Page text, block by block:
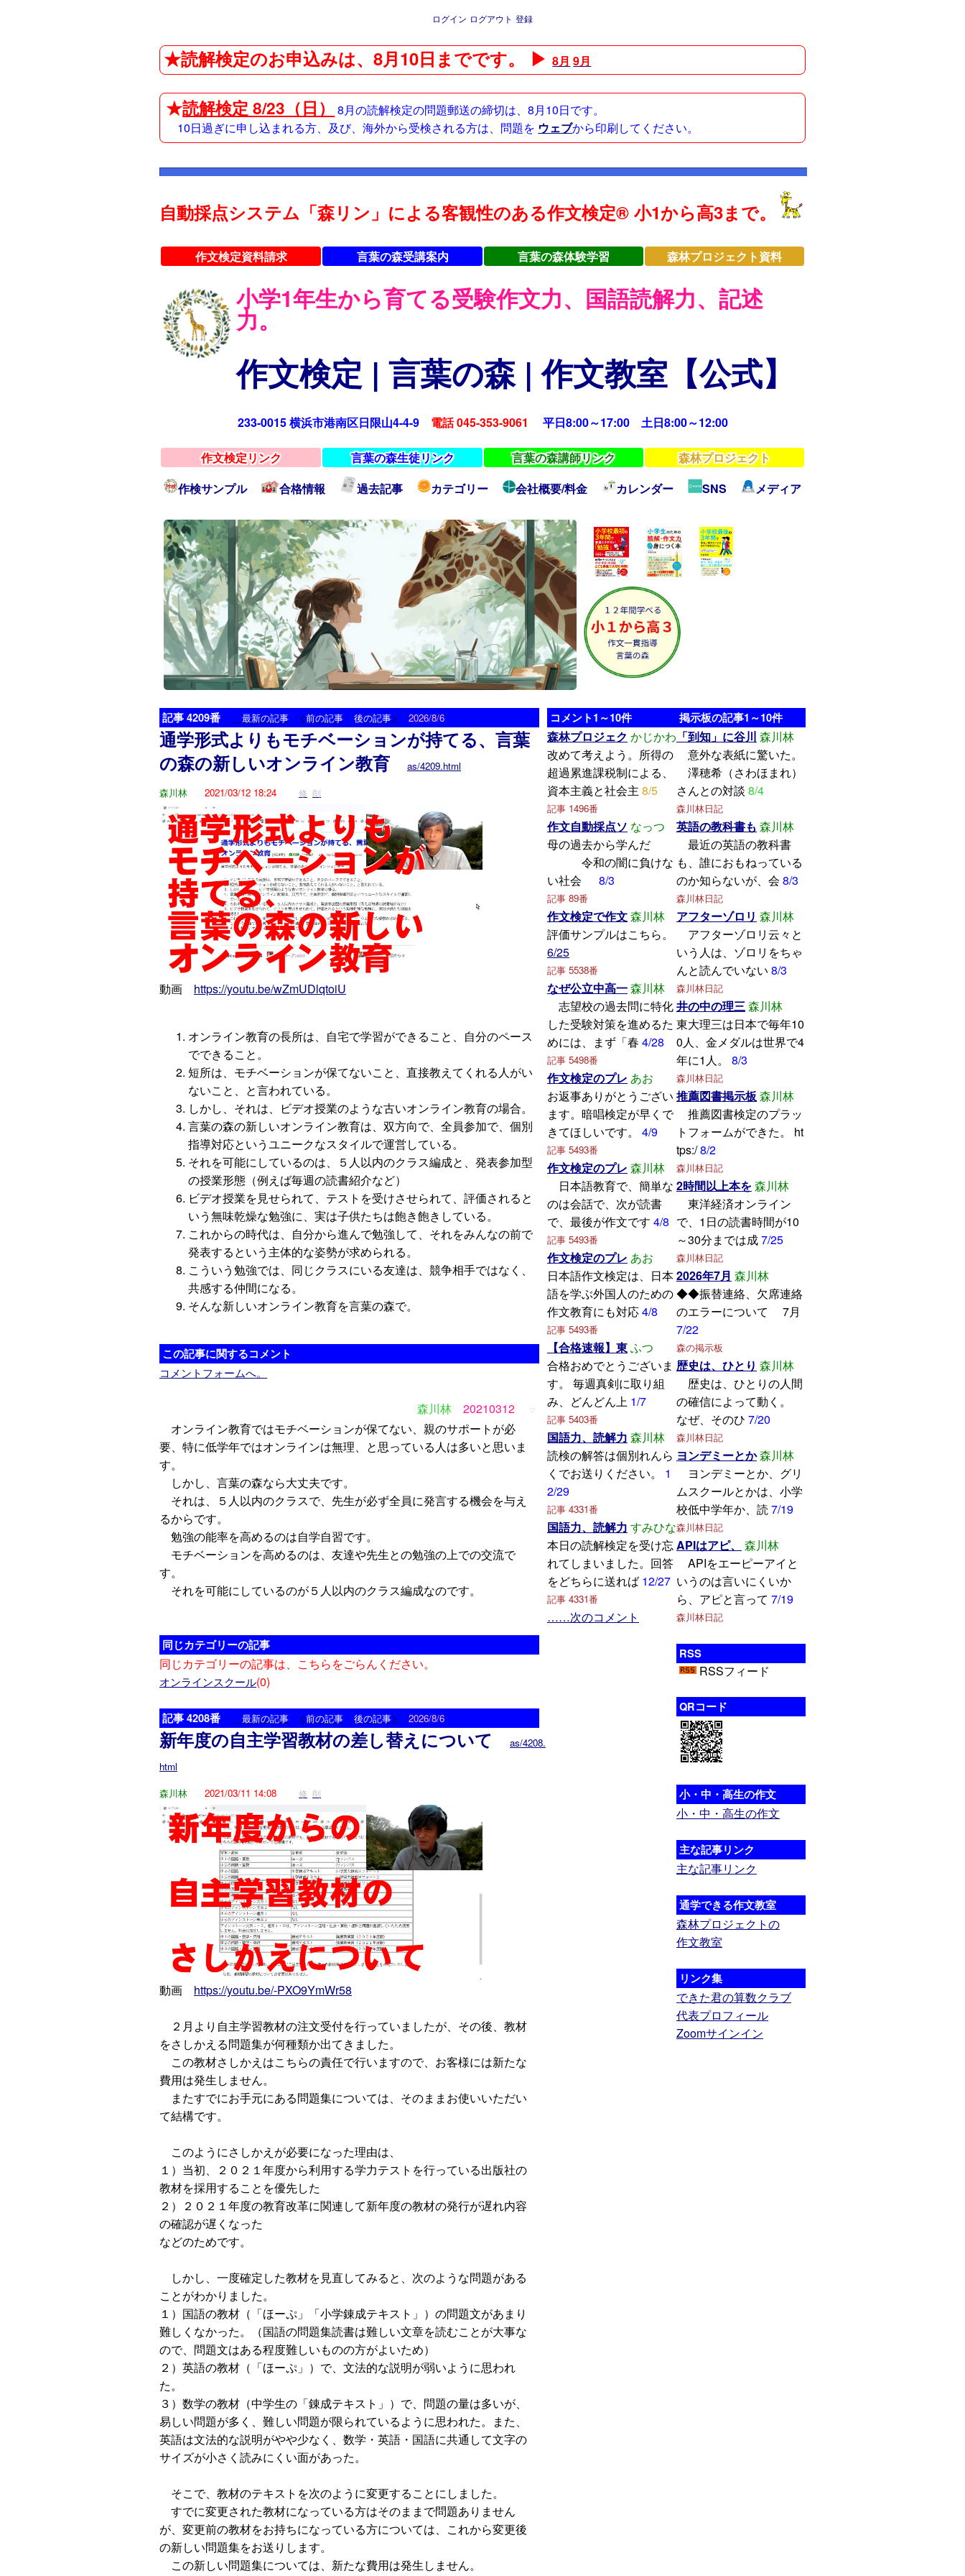
ログイン ログアウト 登録
★読解検定のお申込みは、8月10日までです。 ▶8月 9月
★読解検定 8/23（日）
8月の読解検定の問題郵送の締切は、8月10日です。
10日過ぎに申し込まれる方、及び、海外から受検される方は、問題を ウェブから印刷してください。
自動採点システム「森リン」による客観性のある作文検定® 小1から高3まで。
作文検定資料請求 言葉の森受講案内 言葉の森体験学習 森林プロジェクト資料
小学1年生から育てる受験作文力、国語読解力、記述
力。
作文検定 | 言葉の森 | 作文教室【公式】
233-0015 横浜市港南区日限山4-4-9 電話 045-353-9061 平日8:00～17:00 土日8:00～12:00
作文検定リンク 言葉の森生徒リンク 言葉の森講師リンク
森林プロジェクト
作検サンプル
合格情報 過去記事 カテゴリー 会社概要/料金 カレンダー SNS メディア
記事 4209番 最新の記事 <前の記事 後の記事> 2026/8/6
通学形式よりもモチベーションが持てる、言葉
の森の新しいオンライン教育
as/4209.html
森川林
2021/03/12 18:24 修 削
動画 https://youtu.be/wZmUDlqtoiU
オンライン教育の長所は、自宅で学習ができること、自分のペース
でできること。
短所は、モチベーションが保てないこと、直接教えてくれる人がい
ないこと、と言われている。
しかし、それは、ビデオ授業のような古いオンライン教育の場合。
言葉の森の新しいオンライン教育は、双方向で、全員参加で、個別
指導対応というユニークなスタイルで運営している。
それを可能にしているのは、５人以内のクラス編成と、発表参加型
の授業形態（例えば毎週の読書紹介など）
ビデオ授業を見せられて、テストを受けさせられて、評価されると
いう無味乾燥な勉強に、実は子供たちは飽き飽きしている。
これからの時代は、自分から進んで勉強して、それをみんなの前で
発表するという主体的な姿勢が求められる。
こういう勉強では、同じクラスにいる友達は、競争相手ではなく、
共感する仲間になる。
そんな新しいオンライン教育を言葉の森で。
この記事に関するコメント
コメントフォームへ。
森川林 20210312 ▽
オンライン教育ではモチベーションが保てない、親のサポートが必
要、特に低学年ではオンラインは無理、と思っている人は多いと思いま
す。
しかし、言葉の森なら大丈夫です。
それは、５人以内のクラスで、先生が必ず全員に発言する機会を与え
るからです。
勉強の能率を高めるのは自学自習です。
モチベーションを高めるのは、友達や先生との勉強の上での交流で
す。
それを可能にしているのが５人以内のクラス編成なのです。
同じカテゴリーの記事
同じカテゴリーの記事は、こちらをごらんください。
オンラインスクール(0)
記事 4208番 最新の記事 <前の記事 後の記事> 2026/8/6
新年度の自主学習教材の差し替えについて
as/4208.
html
森川林
2021/03/11 14:08 修 削
動画 https://youtu.be/-PXO9YmWr58
２月より自主学習教材の注文受付を行っていましたが、その後、教材
をさしかえる問題集が何種類か出てきました。
この教材さしかえはこちらの責任で行いますので、お客様には新たな
費用は発生しません。
またすでにお手元にある問題集については、そのままお使いいただい
て結構です。
このようにさしかえが必要になった理由は、
１）当初、２０２１年度から利用する学力テストを行っている出版社の
教材を採用することを優先した
２）２０２１年度の教育改革に関連して新年度の教材の発行が遅れ内容
の確認が遅くなった
などのためです。
しかし、一度確定した教材を見直してみると、次のような問題がある
ことがわかりました。
１）国語の教材（「ほーぷ」「小学錬成テキスト」）の問題文があまり
難しくなかった。（国語の問題集読書は難しい文章を読むことが大事な
ので、問題文はある程度難しいものの方がよいため）
２）英語の教材（「ほーぷ」）で、文法的な説明が弱いように思われ
た。
３）数学の教材（中学生の「錬成テキスト」）で、問題の量は多いが、
易しい問題が多く、難しい問題が限られているように思われた。また、
英語は文法的な説明がやや少なく、数学・英語・国語に共通して文字の
サイズが小さく読みにくい面があった。
そこで、教材のテキストを次のように変更することにしました。
すでに変更された教材になっている方はそのままで問題ありません
が、変更前の教材をお持ちになっている方については、これから変更後
の新しい問題集をお送りします。
この新しい問題集については、新たな費用は発生しません。
コメント1～10件
森林プロジェク かじかわ
改めて考えよう。所得の
超過累進課税制による、
資本主義と社会主 8/5
記事 1496番
作文自動採点ソ なっつ
母の過去から学んだ
令和の闇に負けな
い社会
8/3
記事 89番
作文検定で作文森川林
評価サンプルはこちら。
6/25
記事 5538番
なぜ公立中高一森川林
志望校の過去問に特化
した受験対策を進めるた
めには、まず「春 4/28
記事 5498番
作文検定のプレ あお
お返事ありがとうござい
ます。暗唱検定が早くで
きてほしいです。
4/9
記事 5493番
作文検定のプレ 森川林
日本語教育で、簡単な
のは会話で、次が読書
で、最後が作文です 4/8
記事 5493番
作文検定のプレ あお
日本語作文検定は、日本
語を学ぶ外国人のための
作文教育にも対応4/8
記事 5493番
【合格速報】東ふつ
合格おめでとうございま
す。 毎週真剣に取り組
み、どんどん上 1/7
記事 5403番
国語力、読解力 森川林
読検の解答は個別れんら
くでお送りください。
1
2/29
記事 4331番
国語力、読解力 すみひな
本日の読解検定を受け忘
れてしまいました。回答
をどちらに送れば 12/27
記事 4331番
……次のコメント
掲示板の記事1～10件
「到知」に谷川 森川林
意外な表紙に驚いた。
澤穂希（さわほまれ）
さんとの対談 8/4
森川林日記
英語の教科書も 森川林
最近の英語の教科書
も、誰におもねっている
のか知らないが、会 8/3
森川林日記
アフターゾロリ 森川林
アフターゾロリ云々と
いう人は、ゾロリをちゃ
んと読んでいない 8/3
森川林日記
井の中の理三森川林
東大理三は日本で毎年10
0人、金メダルは世界で4
年に1人。 8/3
森川林日記
推薦図書掲示板森川林
推薦図書検定のプラッ
トフォームができた。 ht
tps:/8/2
森川林日記
2時間以上本を森川林
東洋経済オンライン
で、1日の読書時間が10
～30分までは成7/25
森川林日記
2026年7月 森川林
◆◆振替連絡、欠席連絡
のエラーについて 7月
7/22
森の掲示板
歴史は、ひとり 森川林
歴史は、ひとりの人間
の確信によって動く。
なぜ、そのひ 7/20
森川林日記
ヨンデミーとか森川林
ヨンデミーとか、グリ
ムスクールとかは、小学
校低中学年か、読7/19
森川林日記
APIはアピ、
森川林
APIをエーピーアイと
いうのは言いにくいか
ら、アピと言って 7/19
森川林日記
RSS
RSSフィード
QRコード
小・中・高生の作文
小・中・高生の作文
主な記事リンク
主な記事リンク
通学できる作文教室
森林プロジェクトの
作文教室
リンク集
できた君の算数クラブ
代表プロフィール
Zoomサインイン